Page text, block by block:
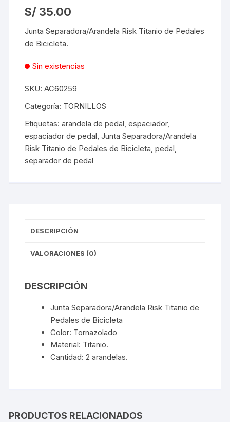
S/ 35.00
Junta Separadora/Arandela Risk Titanio de Pedales
de Bicicleta.
Sin existencias
SKU:AC60259
Categoría: TORNILLOS
Etiquetas:arandela de pedal,espaciador,
espaciador de pedal,Junta Separadora/Arandela
Risk Titanio de Pedales de Bicicleta,pedal,
separador de pedal
DESCRIPCIÓN
VALORACIONES (0)
DESCRIPCIÓN
Junta Separadora/Arandela Risk Titanio de
Pedales de Bicicleta
Color: Tornazolado
Material: Titanio.
Cantidad: 2 arandelas.
PRODUCTOS RELACIONADOS